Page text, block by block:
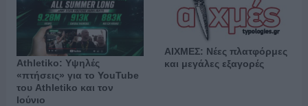
Athletiko: Υψηλές
«πτήσεις» για το YouTube
του Athletiko και τον
Ιούνιο
ΑΙΧΜΕΣ: Νέες πλατφόρμες
και μεγάλες εξαγορές